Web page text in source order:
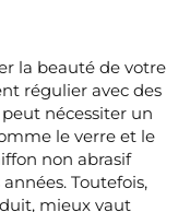
la beauté de votre
régulier avec des
nécessiter un
le verre et le
non abrasif
Toutefois,
mieux vaut